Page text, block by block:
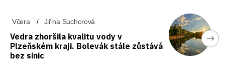
Včera Jiřina Suchorová
Vedra zhoršila kvalitu vody v
Plzeňském kraji. Bolevák stále zůstává
bez sinic